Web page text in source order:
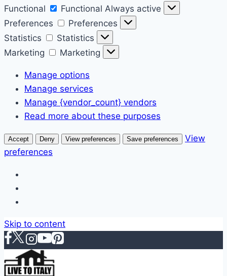
Functional
Functional Always active
Preferences
Preferences
Statistics
Statistics
Marketing
Marketing
Manage options
Manage services
Manage {vendor_count} vendors
Read more about these purposes
Accept Deny View preferences Save preferences
View
preferences
Skip to content